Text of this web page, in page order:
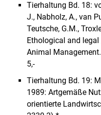
Tierhaltung Bd. 18:
J., Nabholz, A., van
Teutsche, G.M.,
Ethological and
Animal
5,-
Tierhaltung Bd. 19:
1989: Artgemäße
orientierte